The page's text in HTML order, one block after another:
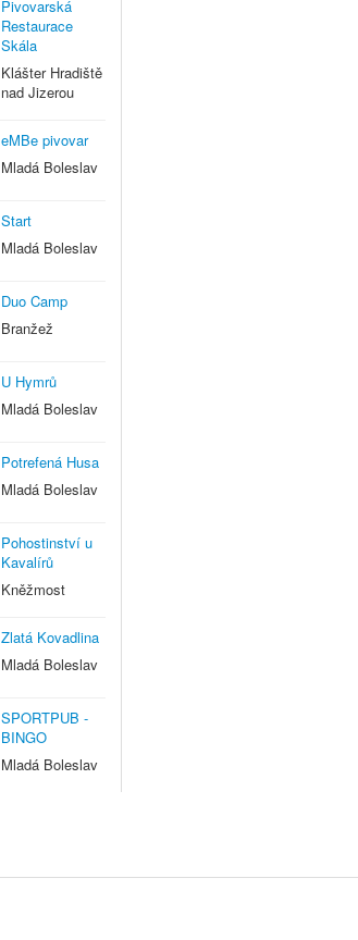
Pivovarská
Restaurace
Skála
Klášter Hradiště
nad Jizerou
eMBe pivovar
Mladá Boleslav
Start
Mladá Boleslav
Duo Camp
Branžež
U Hymrů
Mladá Boleslav
Potrefená Husa
Mladá Boleslav
Pohostinství u
Kavalírů
Kněžmost
Zlatá Kovadlina
Mladá Boleslav
SPORTPUB -
BINGO
Mladá Boleslav